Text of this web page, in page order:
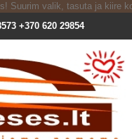
+370 620 29854